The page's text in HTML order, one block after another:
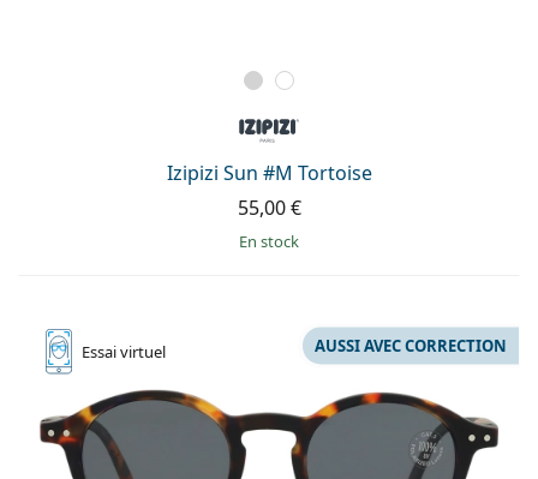
Izipizi Sun #M Tortoise
55,00 €
en stock
Essaivirtuel AUSSI AVEC CORRECTION